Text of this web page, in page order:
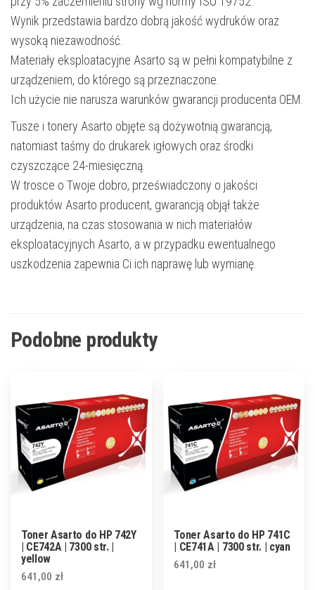
Wynik przedstawia bardzo dobrą jakość wydruków oraz
wysoką niezawodność.
Materiały eksploatacyjne Asarto są w pełni kompatybilne z
urządzeniem, do którego są przeznaczone.
Ich użycie nie narusza warunków gwarancji producenta OEM.
Tusze i tonery Asarto objęte są dożywotnią gwarancją,
natomiast taśmy do drukarek igłowych oraz środki
czyszczące 24-miesięczną.
W trosce o Twoje dobro, przeświadczony o jakości
produktów Asarto producent, gwarancją objął także
urządzenia, na czas stosowania w nich materiałów
eksploatacyjnych Asarto, a w przypadku ewentualnego
uszkodzenia zapewnia Ci ich naprawę lub wymianę.
Podobne produkty
Toner Asarto do HP 742Y
| CE742A | 7300 str. |
yellow
641,00 zł
Toner Asarto do HP 741C
| CE741A | 7300 str. | cyan
641,00 zł